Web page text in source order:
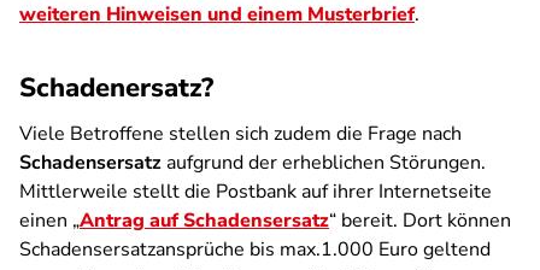
weiteren Hinweisen und einem Musterbrief.
Schadenersatz?
Viele Betroffene stellen sich zudem die Frage nach
Schadensersatzaufgrund der erheblichen Störungen.
Mittlerweile stellt die Postbank auf ihrer Internetseite
einen „Antrag auf Schadensersatz“ bereit. Dort können
Schadensersatzansprüche bis max.1.000 Euro geltend